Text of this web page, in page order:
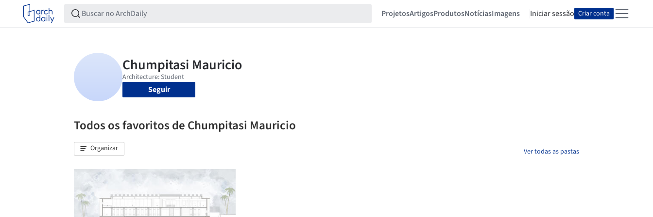
ProjetosArtigosProdutosNotíciasImagens Iniciar sessão Criar conta
Seguir
Todos os favoritos de Chumpitasi Mauricio
Organizar Ver todas as pastas